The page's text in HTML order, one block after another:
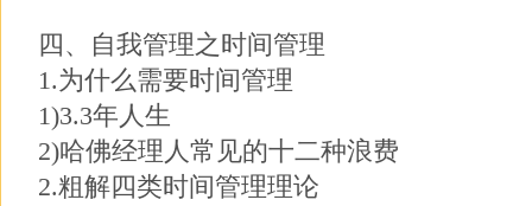
四、自我管理之时间管理
1.为什么需要时间管理
1)3.3年人生
2)哈佛经理人常见的十二种浪费
2.粗解四类时间管理理论